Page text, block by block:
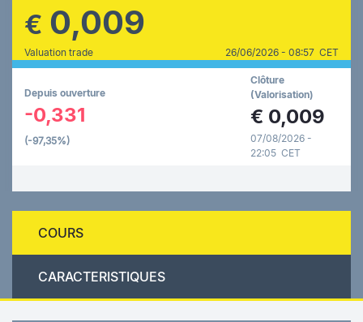
€ 0,009
Valuation trade 26/06/2026 - 08:57 CET
Depuis ouverture
-0,331
(-97,35%)
Clôture
(Valorisation)
€ 0,009
07/08/2026 -
22:05 CET
COURS
CARACTERISTIQUES